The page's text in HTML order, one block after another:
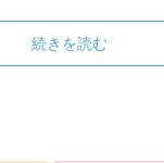
続きを読む